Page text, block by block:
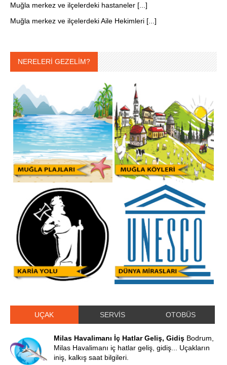
Muğla merkez ve ilçelerdeki hastaneler [...]
Muğla merkez ve ilçelerdeki Aile Hekimleri [...]
NERELERİ GEZELİM?
UÇAK SERVİS OTOBÜS
Milas Havalimanı İç Hatlar Geliş, Gidiş Bodrum,
Milas Havalimanı iç hatlar geliş, gidiş... Uçakların
iniş, kalkış saat bilgileri.